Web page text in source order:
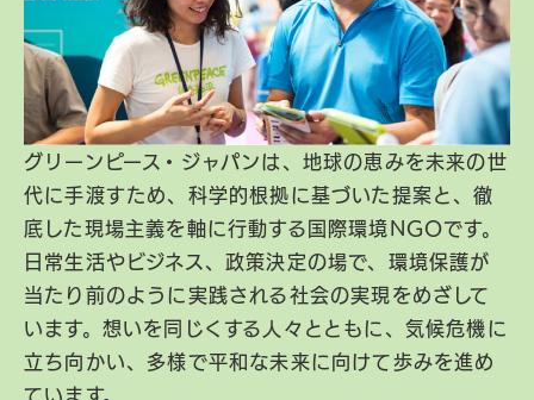
グリーンピース・ジャパンは、地球の恵みを未来の世
代に手渡すため、科学的根拠に基づいた提案と、徹
底した現場主義を軸に行動する国際環境NGOです。
日常生活やビジネス、政策決定の場で、環境保護が
当たり前のように実践される社会の実現をめざして
います。想いを同じくする人々とともに、気候危機に
立ち向かい、多様で平和な未来に向けて歩みを進め
ています。